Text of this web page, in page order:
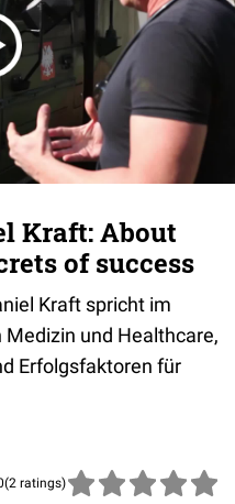
Kraft: About
of success
Kraft spricht im
und Healthcare,
Erfolgsfaktoren für
(2 ratings)